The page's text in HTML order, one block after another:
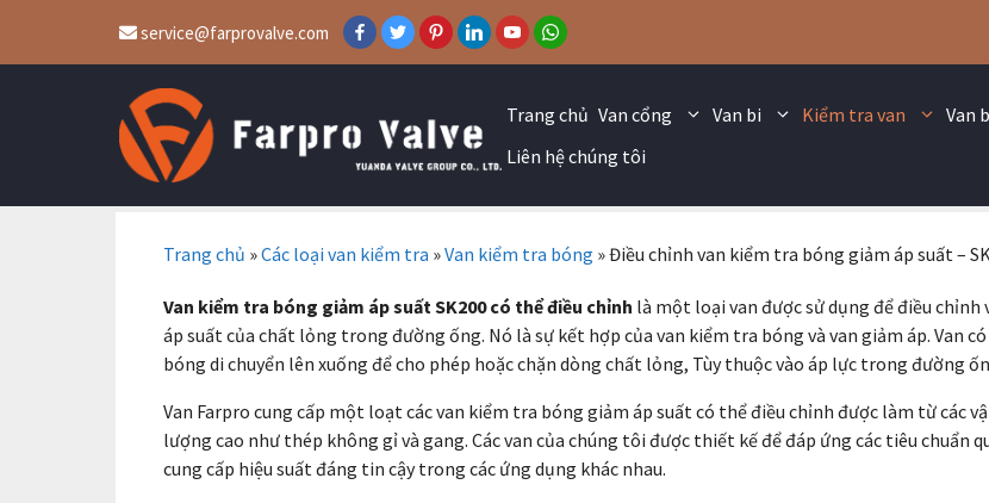
service@farprovalve.com
Trang chủ Van cổng Van bi Kiểm tra van Van
Liên hệ chúng tôi
Trang chủ »Các loại van kiểm tra »Van kiểm tra bóng »Điều chỉnh van kiểm tra bóng giảm áp suất –
Van kiểm tra bóng giảm áp suất SK200 có thể điều chỉnh là một loại van được sử dụng để điều chỉnh
áp suất của chất lỏng trong đường ống. Nó là sự kết hợp của van kiểm tra bóng và van giảm áp. Van
bóng di chuyển lên xuống để cho phép hoặc chặn dòng chất lỏng, Tùy thuộc vào áp lực trong đường
Van Farpro cung cấp một loạt các van kiểm tra bóng giảm áp suất có thể điều chỉnh được làm từ các
lượng cao như thép không gỉ và gang. Các van của chúng tôi được thiết kế để đáp ứng các tiêu chuẩn
cung cấp hiệu suất đáng tin cậy trong các ứng dụng khác nhau.